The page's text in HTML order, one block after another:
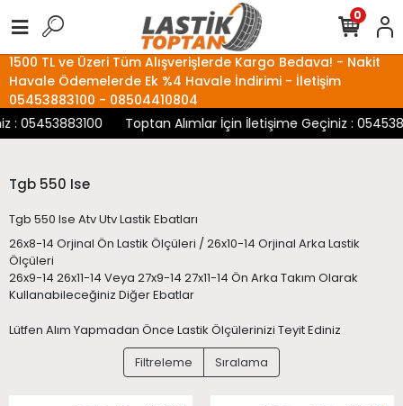
1500 TL ve Üzeri Tüm Alışverişlerde Kargo Bedava! - Nakit
Havale Ödemelerde Ek %4 Havale İndirimi - İletişim
05453883100 - 08504410804
Toptan Alımlar İçin İletişime Geçiniz :
0
Tgb 550 Ise
Tgb 550 Ise Atv Utv Lastik Ebatları
26x8-14 Orjinal Ön Lastik Ölçüleri / 26x10-14 Orjinal Arka Lastik
Ölçüleri
26x9-14 26x11-14 Veya 27x9-14 27x11-14 Ön Arka Takım Olarak
Kullanabileceğiniz Diğer Ebatlar
Lütfen Alım Yapmadan Önce Lastik Ölçülerinizi Teyit Ediniz
Filtreleme
Sıralama